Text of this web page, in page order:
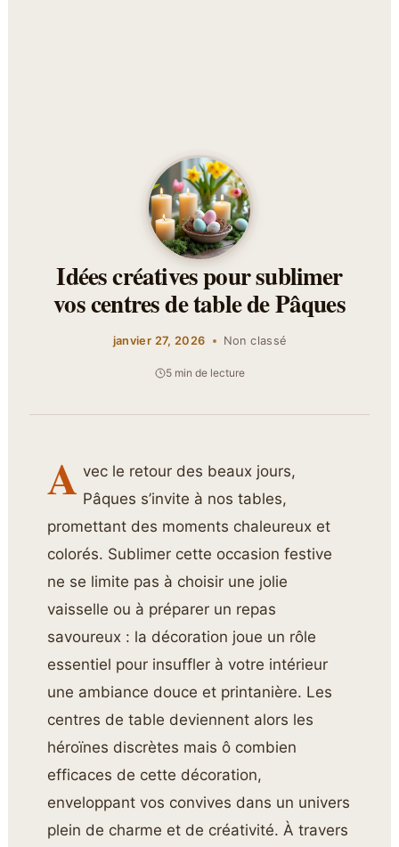
Idées créatives pour sublimer
vos centres de table de Pâques
janvier 27, 2026 Non classé
5 min de lecture
A vec le retour des beaux jours,
Pâques s’invite à nos tables,
promettant des moments chaleureux et
colorés. Sublimer cette occasion festive
ne se limite pas à choisir une jolie
vaisselle ou à préparer un repas
savoureux : la décoration joue un rôle
essentiel pour insuffler à votre intérieur
une ambiance douce et printanière. Les
centres de table deviennent alors les
héroïnes discrètes mais ô combien
efficaces de cette décoration,
enveloppant vos convives dans un univers
plein de charme et de créativité. À travers